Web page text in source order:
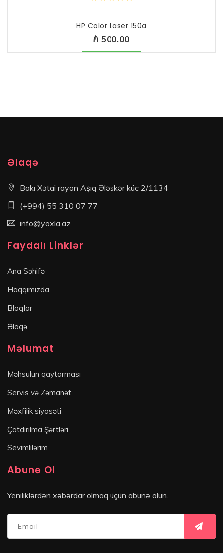
HP Color Laser 150a
₼ 500.00
Məhsul mövcuddur
Əlaqə
Bakı Xətai rayon Aşıq Ələskər küc 2/1134
(+994) 55 310 07 77
info@yoxla.az
Faydalı Linklər
Ana Səhifə
Haqqımızda
Bloqlar
Əlaqə
Məlumat
Məhsulun qaytarması
Servis və Zəmanət
Məxfilik siyasəti
Çatdırılma Şərtləri
Sevimlilərim
Abunə Ol
Yeniliklərdən xəbərdar olmaq üçün abunə olun.